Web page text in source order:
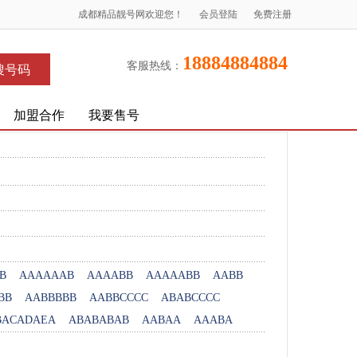
成都精品靓号网欢迎您！ 会员登陆 免费注册
号码 客服热线： 18884884884
加盟合作 我要售号
AAAAAAB AAAABB AAAAABB
AABB
AABBBBB AABBCCCC
ABABCCCC
ABABABAB AABAA AAABA